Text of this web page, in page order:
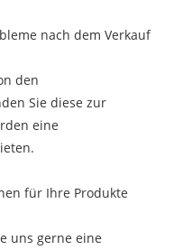
nach dem Verkauf
den
Sie diese zur
eine
für Ihre Produkte
uns gerne eine